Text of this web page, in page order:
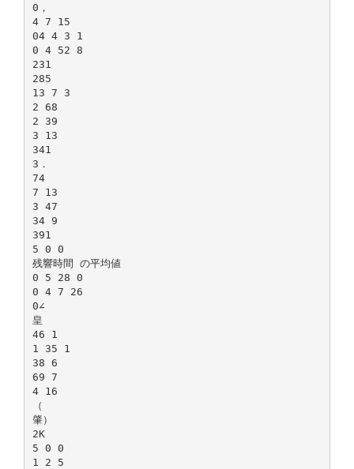
0，
4 7 15
04 4 3 1
0 4 52 8
231
285
13 7 3
2 68
2 39
3 13
341
3．
74
7 13
3 47
34 9
391
5 0 0
残響時間 の平均値
0 5 28 0
0 4 7 26
0∠
皇
46 1
1 35 1
38 6
69 7
4 16
（
肇）
2K
5 0 0
1 2 5